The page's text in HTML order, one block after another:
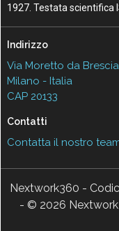
1927. Testata scientifica
Indirizzo
Via Moretto da
Milano - Italia
CAP 20133
Contatti
Contatta il nostro
Nextwork360 -
- © 2026